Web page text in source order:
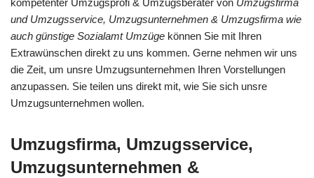
kompetenter Umzugsprofi & Umzugsberater von Umzugsfirma
und Umzugsservice, Umzugsunternehmen & Umzugsfirma wie
auch günstige Sozialamt Umzüge können Sie mit Ihren
Extrawünschen direkt zu uns kommen. Gerne nehmen wir uns
die Zeit, um unsre Umzugsunternehmen Ihren Vorstellungen
anzupassen. Sie teilen uns direkt mit, wie Sie sich unsre
Umzugsunternehmen wollen.
Umzugsfirma, Umzugsservice,
Umzugsunternehmen &